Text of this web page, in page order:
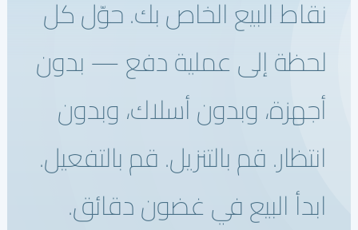
نظام التحويل للاستحواذ البنكي
وحدة التحكم في أجهزة الصراف الآلي
إدارة أجهزة نقاط البيع
منصة إصدار PayTabs
التوسع
حلول الدفع
نقاط البيع الخاص بك. حوّل كل
لحظة إلى عملية دفع — بدون
أجهزة، وبدون أسلاك، وبدون
انتظار. قم بالتنزيل. قم بالتفعيل.
ابدأ البيع في غضون دقائق.